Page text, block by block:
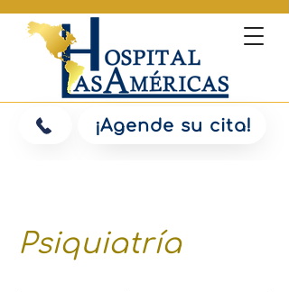
¡Agende su cita!
Psiquiatría